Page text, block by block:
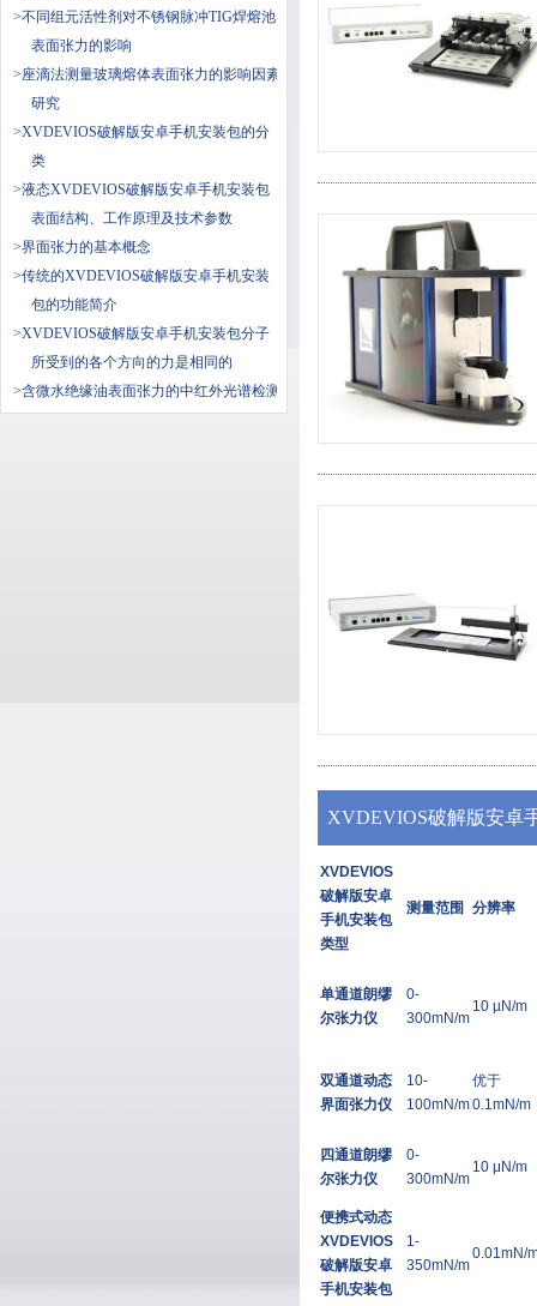
>不同组元活性剂对不锈钢脉冲TIG焊熔池
表面张力的影响
>座滴法测量玻璃熔体表面张力的影响因素
研究
>XVDEVIOS破解版安卓手机安装包的分
类
>液态XVDEVIOS破解版安卓手机安装包
表面结构、工作原理及技术参数
>界面张力的基本概念
>传统的XVDEVIOS破解版安卓手机安装
包的功能简介
>XVDEVIOS破解版安卓手机安装包分子
所受到的各个方向的力是相同的
>含微水绝缘油表面张力的中红外光谱检测
XVDEVIOS破解版安卓
包规格参数
XVDEVIOS
破解版安卓
手机安装包
类型
测量范围 分辨率
单通道朗缪
尔张力仪
0-
300mN/m
10 µN/m
双通道动态
界面张力仪
10-
100mN/m
优于
0.1mN/m
四通道朗缪
尔张力仪
0-
300mN/m
10 μN/m
便携式动态
XVDEVIOS
破解版安卓
手机安装包
1-
350mN/m
0.01mN/